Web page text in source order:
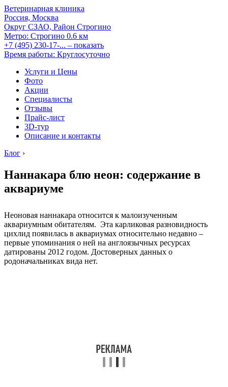
Ветеринарная клиника
Россия, Москва
Округ СЗАО, Район Строгино
Метро: Строгино 0.6 км
+7 (495) 230-17-... – показать
Время работы: Круглосуточно
Услуги и Цены
Фото
Акции
Специалисты
Отзывы
Прайс-лист
3D-тур
Описание и контакты
Блог ›
Наннакара блю неон: содержание в
аквариуме
Неоновая наннакара относится к малоизученным
аквариумным обитателям. Эта карликовая разновидность
цихлид появилась в аквариумах относительно недавно –
первые упоминания о ней на англоязычных ресурсах
датированы 2012 годом. Достоверных данных о
родоначальниках вида нет.